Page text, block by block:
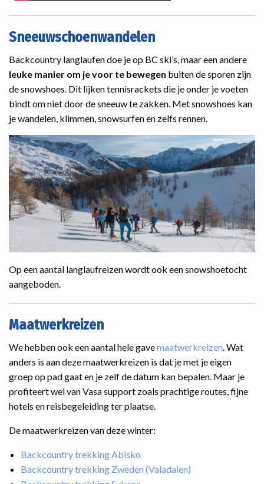
Sneeuwschoenwandelen
Backcountry langlaufen doe je op BC ski’s, maar een andere
leuke manier om je voor te bewegen buiten de sporen zijn
de snowshoes. Dit lijken tennisrackets die je onder je voeten
bindt om niet door de sneeuw te zakken. Met snowshoes kan
je wandelen, klimmen, snowsurfen en zelfs rennen.
Op een aantal langlaufreizen wordt ook een snowshoetocht
aangeboden.
Maatwerkreizen
We hebben ook een aantal hele gavemaatwerkreizen . Wat
anders is aan deze maatwerkreizen is dat je met je eigen
groep op pad gaat en je zelf de datum kan bepalen. Maar je
profiteert wel van Vasa support zoals prachtige routes, fijne
hotels en reisbegeleiding ter plaatse.
De maatwerkreizen van deze winter:
Backcountry trekking Abisko
Backcountry trekking Zweden (Valadalen)